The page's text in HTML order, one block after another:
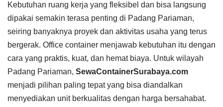
Kebutuhan ruang kerja yang fleksibel dan bisa langsung
dipakai semakin terasa penting di Padang Pariaman,
seiring banyaknya proyek dan aktivitas usaha yang terus
bergerak. Office container menjawab kebutuhan itu dengan
cara yang praktis, kuat, dan hemat biaya. Untuk wilayah
Padang Pariaman, SewaContainerSurabaya.com
menjadi pilihan paling tepat yang bisa diandalkan
menyediakan unit berkualitas dengan harga bersahabat.